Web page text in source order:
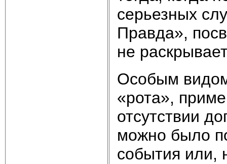
серьезных
Правда»,
не
Особым
«рота»,
отсутствии
можно было
события